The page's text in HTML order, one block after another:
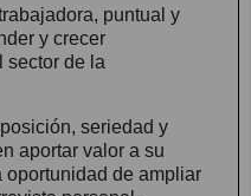
puntual y
y crecer
sector de la
seriedad y
aportar valor a su
oportunidad de ampliar